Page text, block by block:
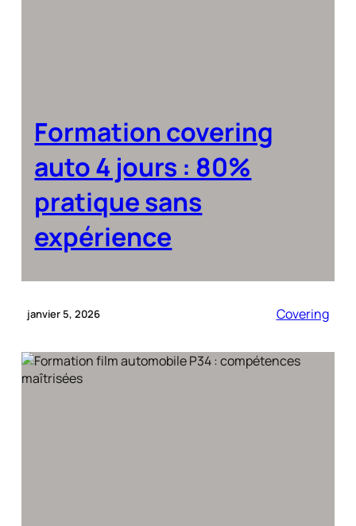
Formation covering
auto 4 jours : 80%
pratique sans
expérience
janvier 5, 2026 Covering